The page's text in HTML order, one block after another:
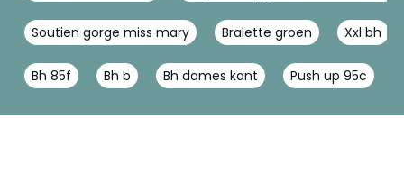
Soutien gorge miss mary Bralette groen Xxl bh
Bh 85f Bh b Bh dames kant Push up 95c